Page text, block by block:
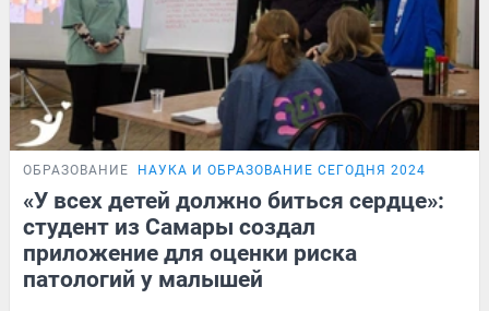
ОБРАЗОВАНИЕ НАУКА И ОБРАЗОВАНИЕ СЕГОДНЯ 2024
«У всех детей должно биться сердце»:
студент из Самары создал
приложение для оценки риска
патологий у малышей